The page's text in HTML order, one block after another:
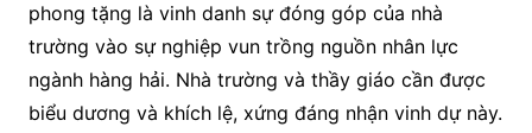
phong tặng là vinh danh sự đóng góp của nhà
trường vào sự nghiệp vun trồng nguồn nhân lực
ngành hàng hải. Nhà trường và thầy giáo cần được
biểu dương và khích lệ, xứng đáng nhận vinh dự này.